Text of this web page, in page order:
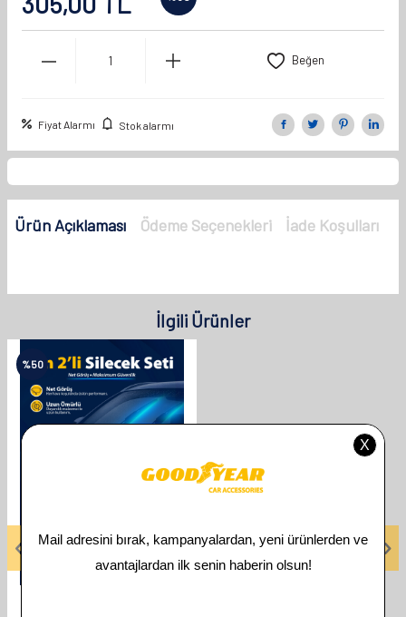
Beğen
Fiyat Alarmı Stok alarmı
Ürün Açıklaması Ödeme Seçenekleri İade Koşulları
İlgili Ürünler
%50